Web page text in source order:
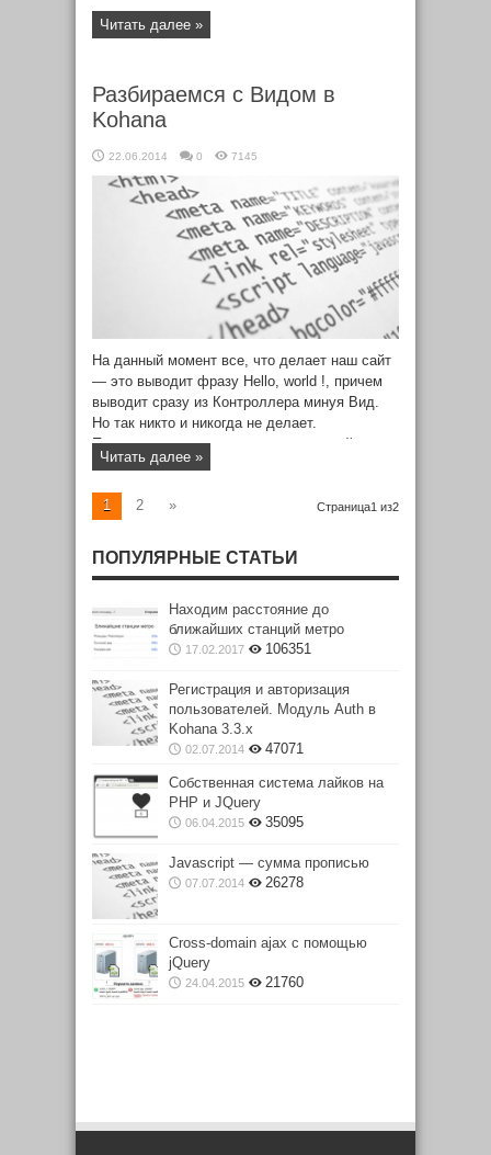
Читать далее »
Разбираемся с Видом в
Kohana
22.06.2014 0 7145
На данный момент все, что делает наш сайт
— это выводит фразу Hello, world !, причем
выводит сразу из Контроллера минуя Вид.
Но так никто и никогда не делает.
Приложение строится на их взаимодействии,
причем из Контроллера в Вид можно
«научим» наш контроллер welcome работать
создадим.
Читать далее »
Страница1 из2
1 2 »
ПОПУЛЯРНЫЕ СТАТЬИ
Находим расстояние до
ближайших станций метро
17.02.2017 106351
Регистрация и авторизация
пользователей. Модуль Auth в
Kohana 3.3.x
02.07.2014 47071
Собственная система лайков на
PHP и JQuery
06.04.2015 35095
Javascript — сумма прописью
07.07.2014 26278
Cross-domain ajax с помощью
jQuery
24.04.2015 21760